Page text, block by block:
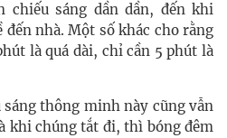
chiếu sáng dần dần, đến khi
đến nhà. Một số khác cho rằng
là quá dài, chỉ cần 5 phút là
thông minh này cũng vẫn
khi chúng tắt đi, thì bóng đêm